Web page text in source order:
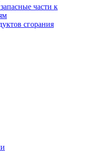
части к
сгорания